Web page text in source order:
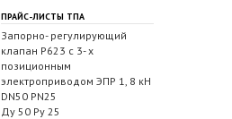
ПРАЙС-ЛИСТЫ ТПА
Запорно- регулирующий
клапан Р623 с 3- х
позиционным
электроприводом ЭПР 1, 8 кН
DN50 PN25
Ду 50 Ру 25